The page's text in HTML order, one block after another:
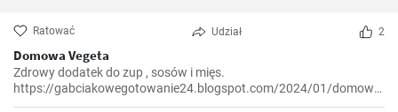
Ratować Udział 2
Domowa Vegeta
Zdrowy dodatek do zup , sosów i mięs.
https://gabciakowegotowanie24.blogspot.com/2024/01/domowa-
vegeta.html